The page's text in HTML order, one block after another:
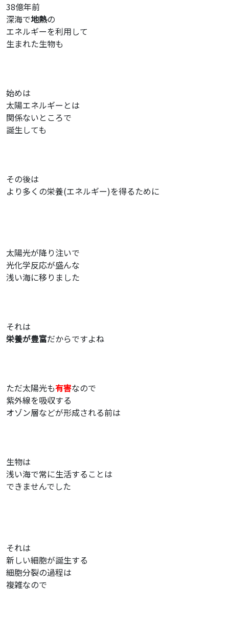
38億年前
深海で地熱の
エネルギーを利用して
生まれた生物も
始めは
太陽エネルギーとは
関係ないところで
誕生しても
その後は
より多くの栄養(エネルギー)を得るために
太陽光が降り注いで
光化学反応が盛んな
浅い海に移りました
それは
栄養が豊富だからですよね
ただ太陽光も有害なので
紫外線を吸収する
オゾン層などが形成される前は
生物は
浅い海で常に生活することは
できませんでした
それは
新しい細胞が誕生する
細胞分裂の過程は
複雑なので